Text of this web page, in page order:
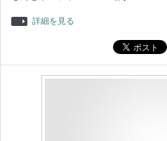
詳細を見る